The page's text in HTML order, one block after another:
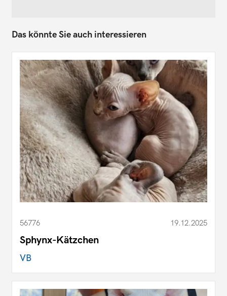
Das könnte Sie auch interessieren
56776 19.12.2025
Sphynx-Kätzchen
VB